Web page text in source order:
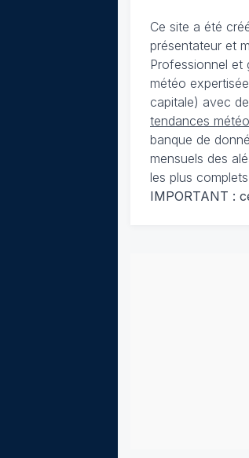
Ce site a été
présentateur et
Professionnel et
météo
capitale) avec
tendances
banque de
mensuels des
les plus
IMPORTANT :